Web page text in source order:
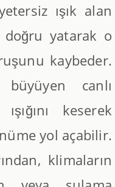
ışık alan
doğru yatarak o
kaybeder.
canlı
keserek
yol açabilir.
klimaların